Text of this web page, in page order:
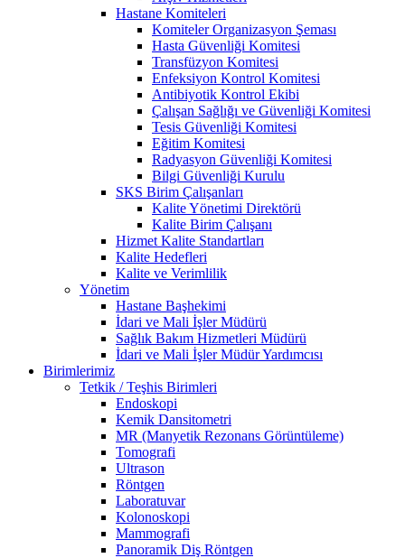
Hastane Komiteleri
Komiteler Organizasyon Şeması
Hasta Güvenliği Komitesi
Transfüzyon Komitesi
Enfeksiyon Kontrol Komitesi
Antibiyotik Kontrol Ekibi
Çalışan Sağlığı ve Güvenliği Komitesi
Tesis Güvenliği Komitesi
Eğitim Komitesi
Radyasyon Güvenliği Komitesi
Bilgi Güvenliği Kurulu
SKS Birim Çalışanları
Kalite Yönetimi Direktörü
Kalite Birim Çalışanı
Hizmet Kalite Standartları
Kalite Hedefleri
Kalite ve Verimlilik
Yönetim
Hastane Başhekimi
İdari ve Mali İşler Müdürü
Sağlık Bakım Hizmetleri Müdürü
İdari ve Mali İşler Müdür Yardımcısı
Birimlerimiz
Tetkik / Teşhis Birimleri
Endoskopi
Kemik Dansitometri
MR (Manyetik Rezonans Görüntüleme)
Tomografi
Ultrason
Röntgen
Laboratuvar
Kolonoskopi
Mammografi
Panoramik Diş Röntgen